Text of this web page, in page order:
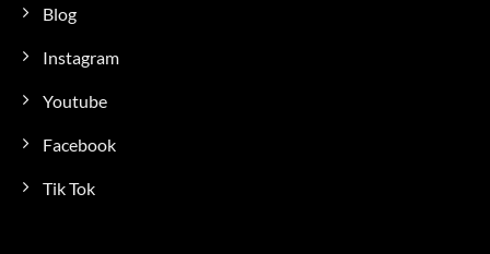
Blog
Instagram
Youtube
Facebook
Tik Tok